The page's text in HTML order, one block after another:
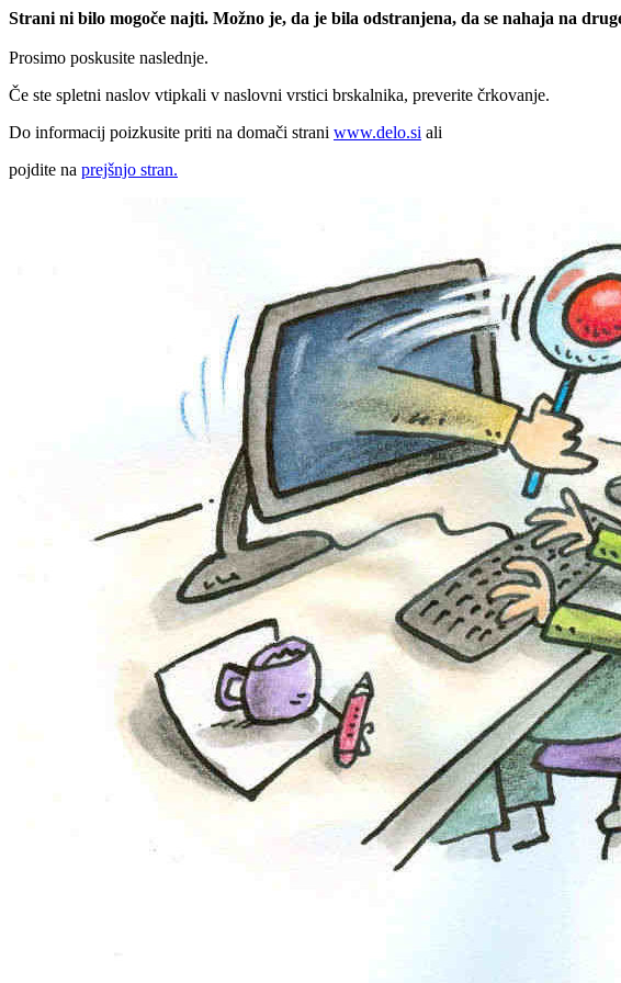
Strani ni bilo mogoče najti. Možno je, da je bila odstranjena, da se nahaja na
Prosimo poskusite naslednje.
Če ste spletni naslov vtipkali v naslovni vrstici brskalnika, preverite črkovanje.
Do informacij poizkusite priti na domači strani www.delo.si ali
pojdite na prejšnjo stran.